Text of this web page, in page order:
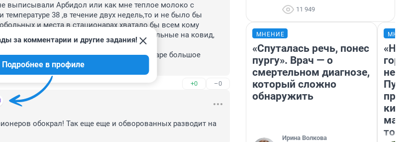
выписывали Арбидол или как мне теплое молоко с
38 ,в течение двух недель,то и не было бы
и места в стационарах хватало бы всем кому
6-7 день заболевания анализы положительные на ковид,
не госпитализировать, чтобы не портить
это в июне.но работникам,всем,в стационаре большое
им
+0 –0
за комментарии и другие задания!
Подробнее в профиле
обокрал! Так еще еще и обворованных разводит на
11 949
МНЕНИЕ
«Спуталась речь, понес
пургу». Врач — о
смертельном диагнозе,
который сложно
обнаружить
Ирина Волкова
«Нет
того